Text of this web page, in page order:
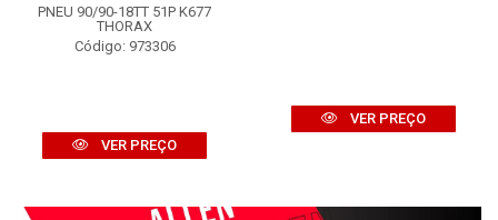
PNEU 90/90-18TT 51P K677
THORAX
Código: 973306
VER PREÇO
VER PREÇO